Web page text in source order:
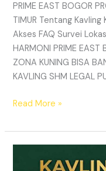
PRIME EAST BOGOR
TIMUR Tentang Kavling
Akses FAQ Survei
HARMONI PRIME EAST
ZONA KUNING BISA
KAVLING SHM LEGAL
Read More »
MURAH